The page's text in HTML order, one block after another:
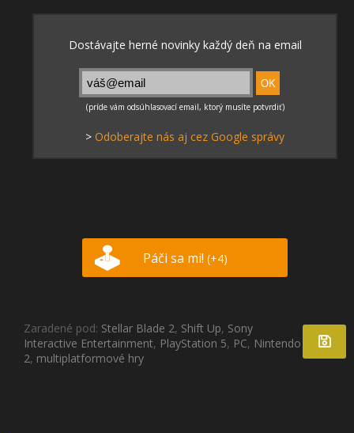
> Odoberajte nás aj cez Google správy
Páči sa mi! (+4)
Zaradené pod: Stellar Blade 2, Shift Up, Sony
Interactive Entertainment, PlayStation 5, PC, Nintendo Switch
2, multiplatformové hry